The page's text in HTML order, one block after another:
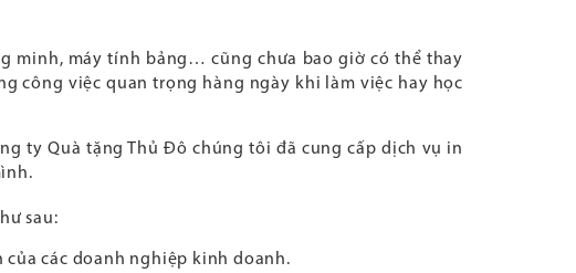
minh, máy tính bảng… cũng chưa bao giờ có thể thay
công việc quan trọng hàng ngày khi làm việc hay học
ty Quà tặng Thủ Đô chúng tôi đã cung cấp dịch vụ in
sau:
các doanh nghiệp kinh doanh.